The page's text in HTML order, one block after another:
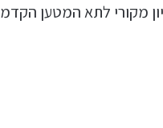
מקורי לתא המטען